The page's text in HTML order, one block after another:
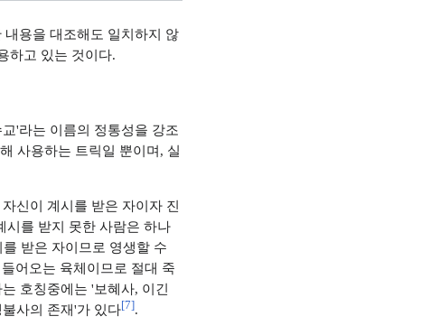
용을 대조해도 일치하지 않
하고 있는 것이다.
'라는 이름의 정통성을 강조
사용하는 트릭일 뿐이며, 실
자신이 계시를 받은 자이자 진
시를 받지 못한 사람은 하나
받은 자이므로 영생할 수
어오는 육체이므로 절대 죽
호칭중에는 '보혜사, 이긴
사의 존재'가 있다[7].